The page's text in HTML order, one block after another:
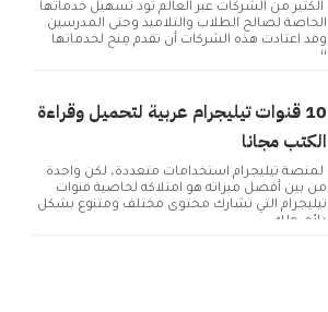
الكثير من الشركات عبر العالم تود تسهيل خدماتها
الخاصة لصالح الطلاب والتلاميذ وحتى المدرسين.
وقد اعتادت هذه الشركات أن تقدم مِنح لخدماتها
ال...
10 قنوات تيليجرام عربية لتحميل وقراءة
الكتب مجانا
لمنصة تيليجرام استخدامات متعددة، لكن واحدة
من بين أفضل ميزاته هو امتلاكه لخاصية قنوات
تيليجرام التي تشارك محتوى مختلف ومتنوع بشكل
دائم. ولك...